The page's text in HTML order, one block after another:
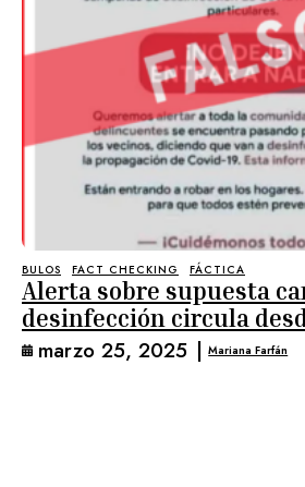
BULOS FACT CHECKING FÁCTICA
Alerta sobre supuesta
desinfección circula
marzo 25, 2025 | Mariana Farfán